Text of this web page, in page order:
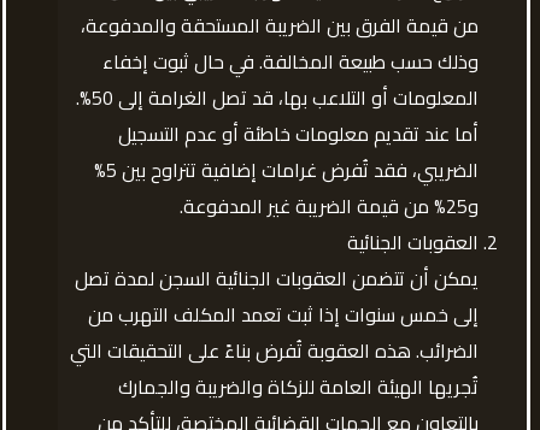
من قيمة الفرق بين الضريبة المستحقة والمدفوعة،
وذلك حسب طبيعة المخالفة. في حال ثبوت إخفاء
المعلومات أو التلاعب بها، قد تصل الغرامة إلى 50%.
أما عند تقديم معلومات خاطئة أو عدم التسجيل
الضريبي، فقد تُفرض غرامات إضافية تتراوح بين 5%
و25% من قيمة الضريبة غير المدفوعة.
العقوبات الجنائية
يمكن أن تتضمن العقوبات الجنائية السجن لمدة تصل
إلى خمس سنوات إذا ثبت تعمد المكلف التهرب من
الضرائب. هذه العقوبة تُفرض بناءً على التحقيقات التي
تُجريها الهيئة العامة للزكاة والضريبة والجمارك